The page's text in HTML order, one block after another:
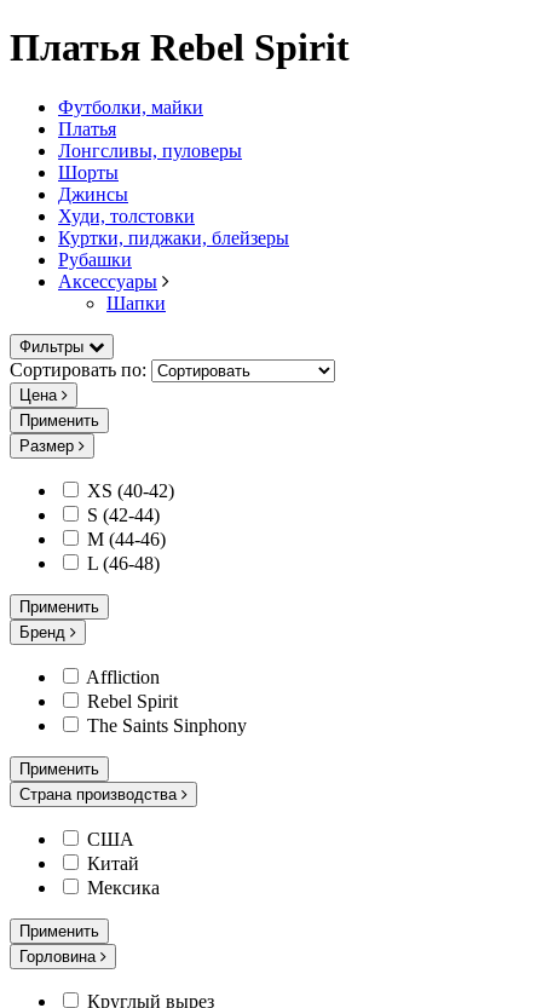
Платья Rebel Spirit
Футболки, майки
Платья
Лонгсливы, пуловеры
Шорты
Джинсы
Худи, толстовки
Куртки, пиджаки, блейзеры
Рубашки
Аксессуары
Шапки
Фильтры
Сортировать по:
Цена
Применить
Размер
XS (40-42)
S (42-44)
M (44-46)
L (46-48)
Применить
Бренд
Affliction
Rebel Spirit
The Saints Sinphony
Применить
Страна производства
США
Китай
Мексика
Применить
Горловина
Круглый вырез